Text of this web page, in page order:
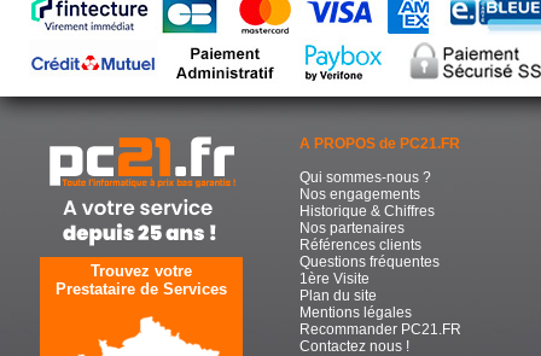
Trouvez votre
Prestataire de Services
A PROPOS de PC21.FR
Qui sommes-nous ?
Nos engagements
Historique & Chiffres
Nos partenaires
Références clients
Questions fréquentes
1ère Visite
Plan du site
Mentions légales
Recommander PC21.FR
Contactez nous !